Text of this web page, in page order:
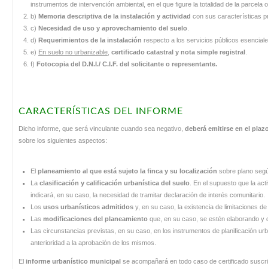
instrumentos de intervención ambiental, en el que figure la totalidad de la parcela
b) Memoria descriptiva de la instalación y actividad con sus características
c) Necesidad de uso y aprovechamiento del suelo.
d) Requerimientos de la instalación respecto a los servicios públicos
e) En suelo no urbanizable, certificado catastral y nota simple registral .
f) Fotocopia del D.N.I./ C.I.F. del solicitante o representante.
CARACTERÍSTICAS DEL INFORME
Dicho informe, que será vinculante cuando sea negativo, deberá emitirse en el
sobre los siguientes aspectos:
El planeamiento al que está sujeto la finca y su localización sobre plano
La clasificación y calificación urbanística del suelo. En el supuesto que la
indicará, en su caso, la necesidad de tramitar declaración de interés comunitario.
Los usos urbanísticos admitidos y, en su caso, la existencia de limitaciones
Las modificaciones del planeamiento que, en su caso, se estén elaborando y
Las circunstancias previstas, en su caso, en los instrumentos de planificación
anterioridad a la aprobación de los mismos.
El informe urbanístico municipal se acompañará en todo caso de certificado